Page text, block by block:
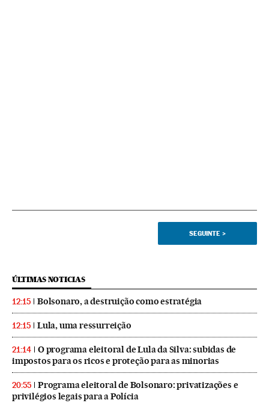
SEGUINTE >
ÚLTIMAS NOTICIAS
12:15 Bolsonaro, a destruição como estratégia
12:15 Lula, uma ressurreição
21:14
O programa eleitoral de Lula da Silva: subidas de
impostos para os ricos e proteção para as minorias
20:55
Programa eleitoral de Bolsonaro: privatizações e
privilégios legais para a Polícia